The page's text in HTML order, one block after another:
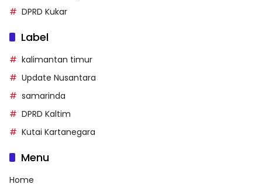
DPRD Kukar
Label
kalimantan timur
Update Nusantara
samarinda
DPRD Kaltim
Kutai Kartanegara
Menu
Home